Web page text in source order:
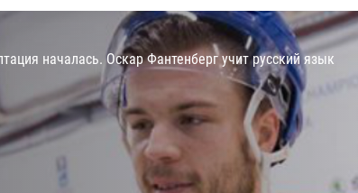
Нефтехимик
Трактор
Дивизион Чернышева
Авангард
Адмирал
КХЛ
началась. Оскар Фантенберг учит русский язык